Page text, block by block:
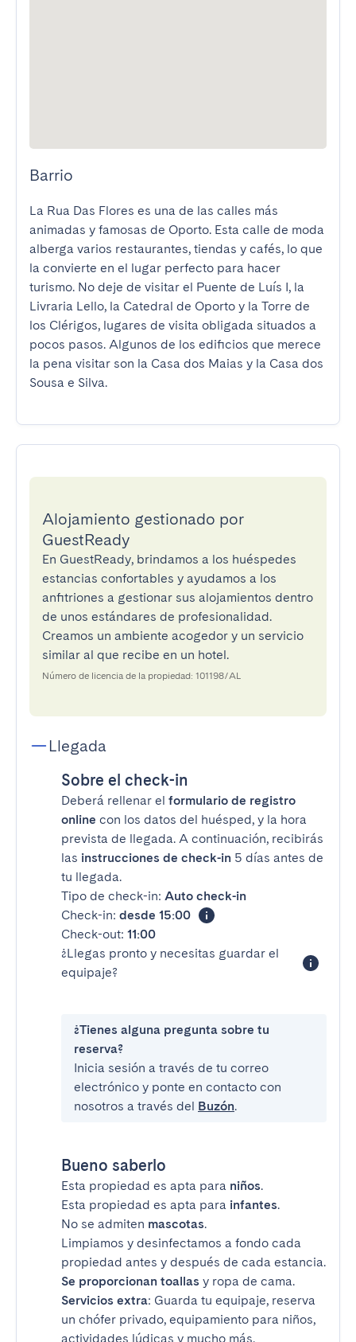
Barrio
La Rua Das Flores es una de las calles más
animadas y famosas de Oporto. Esta calle de moda
alberga varios restaurantes, tiendas y cafés, lo que
la convierte en el lugar perfecto para hacer
turismo. No deje de visitar el Puente de Luís I, la
Livraria Lello, la Catedral de Oporto y la Torre de
los Clérigos, lugares de visita obligada situados a
pocos pasos. Algunos de los edificios que merece
la pena visitar son la Casa dos Maias y la Casa dos
Sousa e Silva.
Alojamiento gestionado por
GuestReady
En GuestReady, brindamos a los huéspedes
estancias confortables y ayudamos a los
anfitriones a gestionar sus alojamientos dentro
de unos estándares de profesionalidad.
Creamos un ambiente acogedor y un servicio
similar al que recibe en un hotel.
Número de licencia de la propiedad: 101198/AL
Llegada
Sobre el check-in
Deberá rellenar el formulario de registro
online con los datos del huésped, y la hora
prevista de llegada. A continuación, recibirás
las instrucciones de check-in 5 días antes de
tu llegada.
Tipo de check-in: Auto check-in
Check-in: desde 15:00
Check-out: 11:00
¿Llegas pronto y necesitas guardar el
equipaje?
¿Tienes alguna pregunta sobre tu
reserva?
Inicia sesión a través de tu correo
electrónico y ponte en contacto con
nosotros a través del Buzón.
Bueno saberlo
Esta propiedad es apta para niños.
Esta propiedad es apta para infantes.
No se admiten mascotas.
Limpiamos y desinfectamos a fondo cada
propiedad antes y después de cada estancia.
Se proporcionan toallas y ropa de cama.
Servicios extra: Guarda tu equipaje, reserva
un chófer privado, equipamiento para niños,
actividades lúdicas y mucho más.